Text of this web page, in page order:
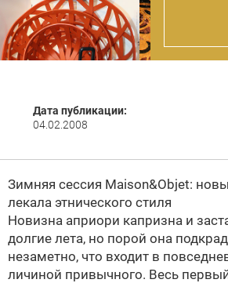
Дата публикации:
04.02.2008
Зимняя сессия Maison&Objet:
лекала этнического стиля
Новизна априори капризна и
долгие лета, но порой она
незаметно, что входит в
личиной привычного. Весь